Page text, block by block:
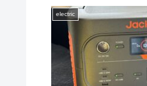
electric